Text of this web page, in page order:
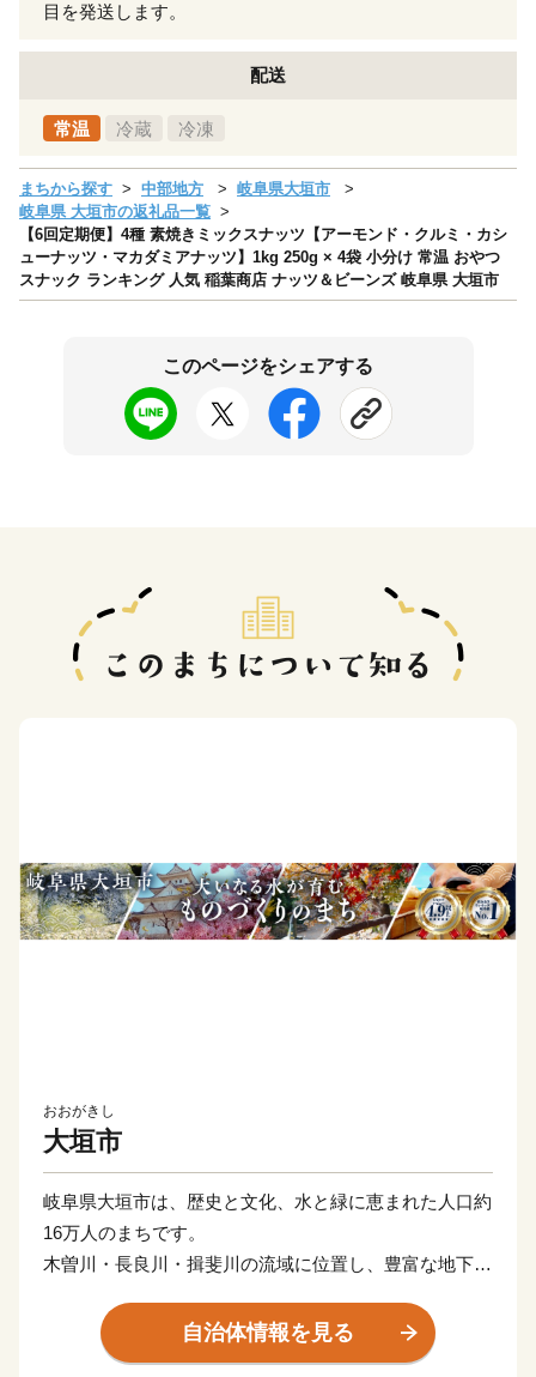
目を発送します。
配送
常温 冷蔵 冷凍
まちから探す 中部地方
岐阜県大垣市
岐阜県 大垣市の返礼品一覧
【6回定期便】4種 素焼きミックスナッツ【アーモンド・クルミ・カシ
ューナッツ・マカダミアナッツ】1kg 250g × 4袋 小分け 常温 おやつ
スナック ランキング 人気 稲葉商店 ナッツ＆ビーンズ 岐阜県 大垣市
このページをシェアする
おおがきし
大垣市
岐阜県大垣市は、歴史と文化、水と緑に恵まれた人口約
16万人のまちです。
木曽川・長良川・揖斐川の流域に位置し、豊富な地下水
くりが高く評価されています。
大垣城を中心に城下町として発展した歴史を持ち、全国
自治体情報を見る